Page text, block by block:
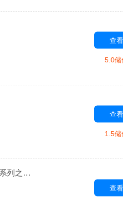
查看
5.0储
查看
1.5储
专题10 函数中的同构问题-学霸养成·2023年高考数学压轴大题必杀技系列之导数
查看